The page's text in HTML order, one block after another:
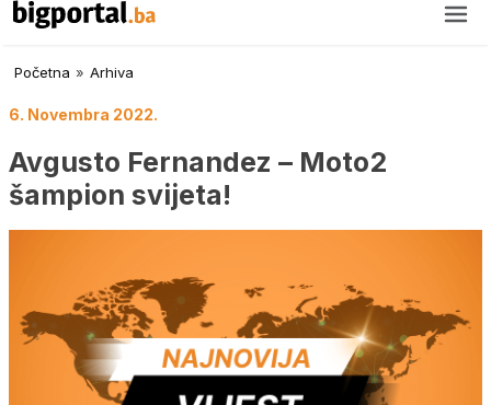
Početna » Arhiva
6. Novembra 2022.
Avgusto Fernandez – Moto2
šampion svijeta!